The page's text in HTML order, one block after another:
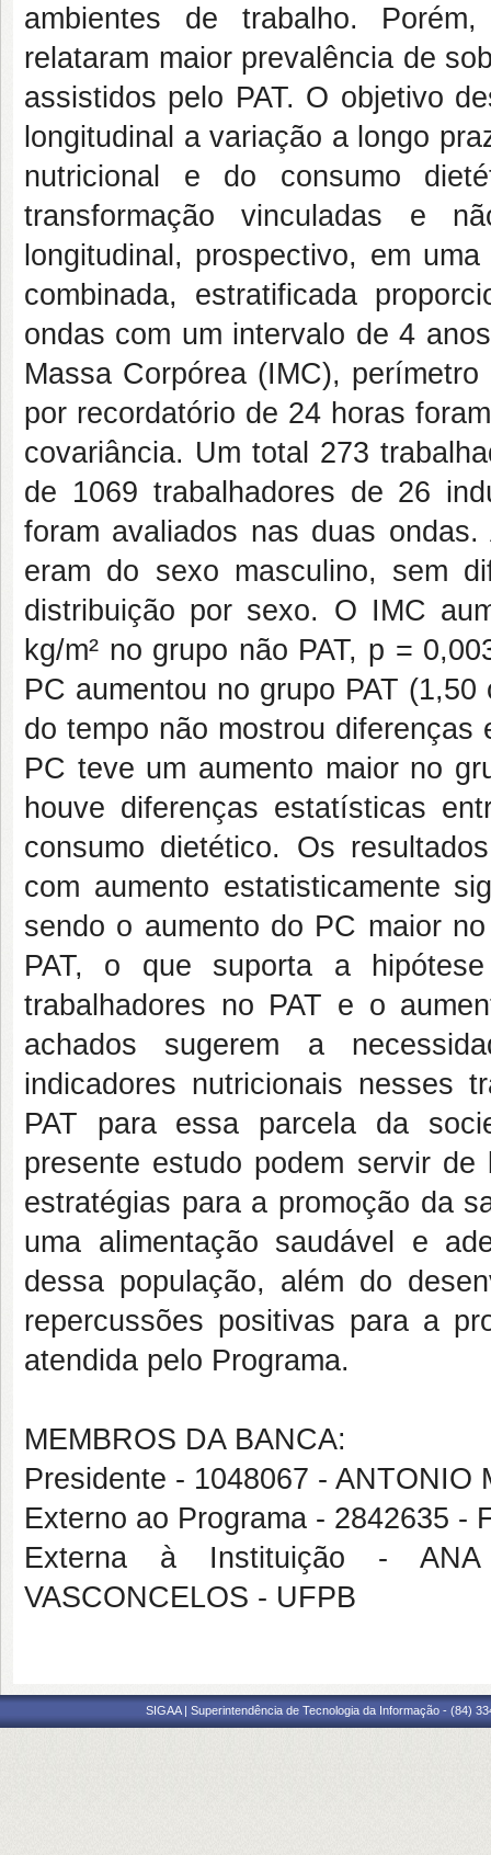
ambientes de trabalho.
relataram maior prevalência de
assistidos pelo PAT. O objetivo
longitudinal a variação a longo
nutricional e do consumo
transformação vinculadas e
longitudinal, prospectivo, em
combinada, estratificada
ondas com um intervalo de 4
Massa Corpórea (IMC),
por recordatório de 24 horas
covariância. Um total 273
de 1069 trabalhadores de 26
foram avaliados nas duas
eram do sexo masculino, sem
distribuição por sexo. O IMC
kg/m² no grupo não PAT, p =
PC aumentou no grupo PAT
do tempo não mostrou
PC teve um aumento maior no
houve diferenças estatísticas
consumo dietético. Os
com aumento estatisticamente
sendo o aumento do PC maior
PAT, o que suporta a
trabalhadores no PAT e o
achados sugerem a
indicadores nutricionais nesses
PAT para essa parcela da
presente estudo podem servir
estratégias para a promoção da
uma alimentação saudável e
dessa população, além do
repercussões positivas para a
atendida pelo Programa.
MEMBROS DA BANCA:
Presidente - 1048067 - ANTONIO
Externo ao Programa - 2842635 -
Externa à Instituição - ANA
VASCONCELOS - UFPB
SIGAA | Superintendência de Tecnologia da Informação - (84)